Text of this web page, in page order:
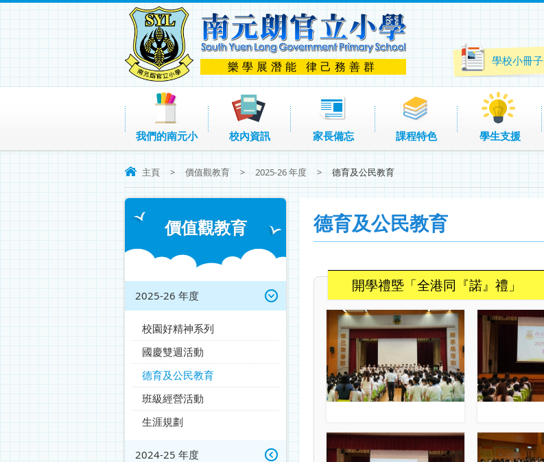
樂學展潛能 律己務善群 學校小冊子
我們的南元小 校內資訊 家長備忘 課程特色 學生支援
主頁 > 價值觀教育 > 2025-26 年度 > 德育及公民教育
價值觀教育
2025-26 年度
校園好精神系列
國慶雙週活動
德育及公民教育
班級經營活動
生涯規劃
2024-25 年度
德育及公民教育
開學禮塈「全港同『諾』禮」